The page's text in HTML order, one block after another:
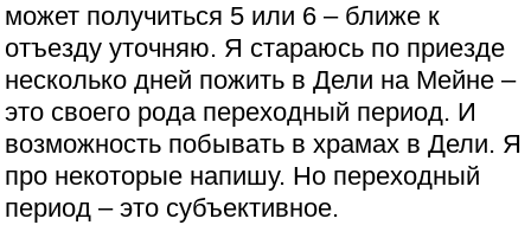
может получиться 5 или 6 – ближе к
отъезду уточняю. Я стараюсь по приезде
несколько дней пожить в Дели на Мейне –
это своего рода переходный период. И
возможность побывать в храмах в Дели. Я
про некоторые напишу. Но переходный
период – это субъективное.